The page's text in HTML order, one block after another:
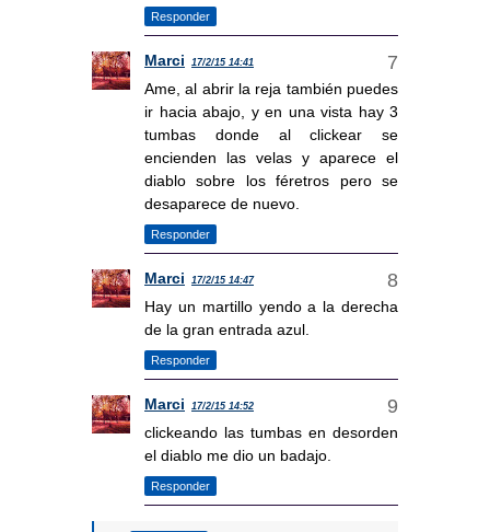
Responder
Marci 17/2/15 14:41
Ame, al abrir la reja también puedes
ir hacia abajo, y en una vista hay 3
tumbas donde al clickear se
encienden las velas y aparece el
diablo sobre los féretros pero se
desaparece de nuevo.
Responder
Marci 17/2/15 14:47
Hay un martillo yendo a la derecha
de la gran entrada azul.
Responder
Marci 17/2/15 14:52
clickeando las tumbas en desorden
el diablo me dio un badajo.
Responder